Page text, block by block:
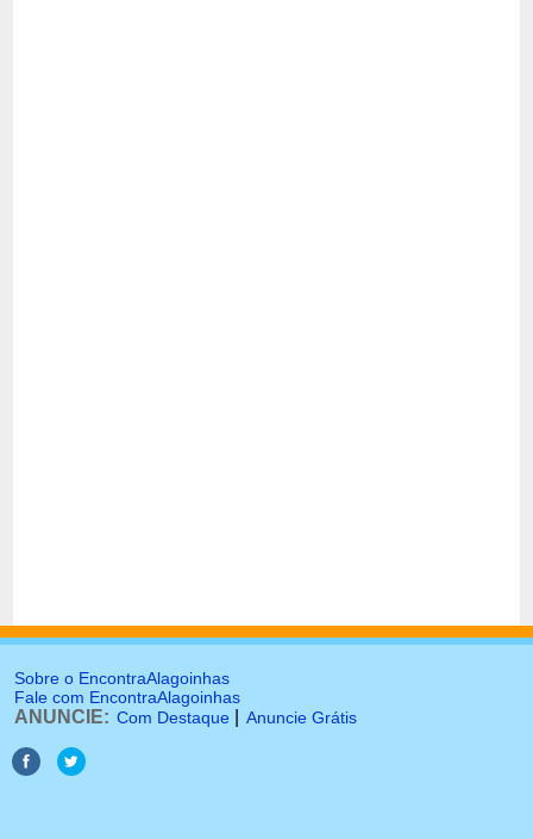
Sobre o EncontraAlagoinhas
Fale com EncontraAlagoinhas
ANUNCIE: Com Destaque Anuncie Grátis